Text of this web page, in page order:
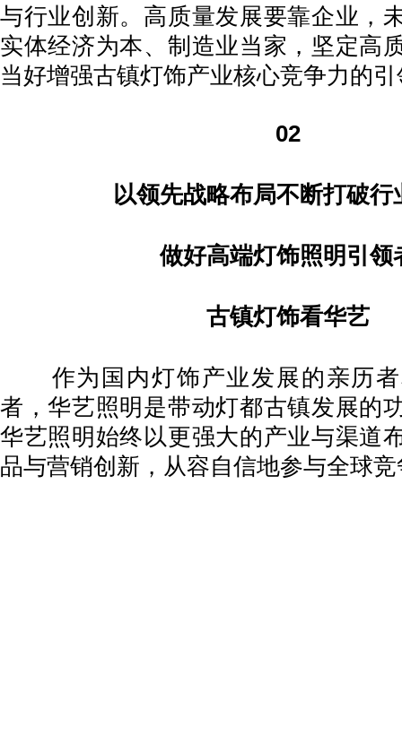
与行业创新。高质量发展要靠企业，
实体经济为本、制造业当家，坚定高
当好增强古镇灯饰产业核心竞争力的
02
以领先战略布局不断打破行
做好高端灯饰照明引领
古镇灯饰看华艺
作为国内灯饰产业发展的亲历者
者，华艺照明是带动灯都古镇发展的
华艺照明始终以更强大的产业与渠道
品与营销创新，从容自信地参与全球